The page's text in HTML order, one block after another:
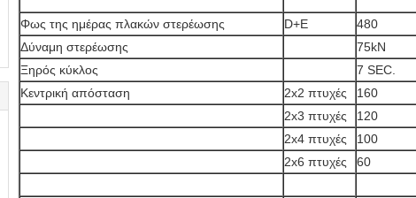
Φως της ημέρας πλακών στερέωσης D+E
480
Δύναμη στερέωσης
75kN
Ξηρός κύκλος
7 SEC.
Κεντρική απόσταση
2x2 πτυχές
160
2x3 πτυχές
120
2x4 πτυχές
100
2x6 πτυχές
60